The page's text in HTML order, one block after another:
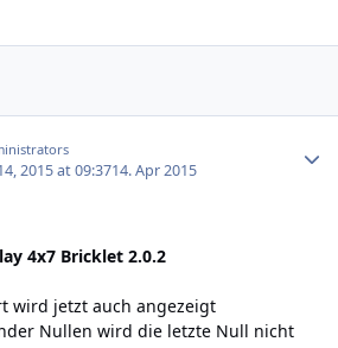
2015 at 09:3714. Apr 2015
4x7 Bricklet 2.0.2
wird jetzt auch angezeigt
Nullen wird die letzte Null nicht